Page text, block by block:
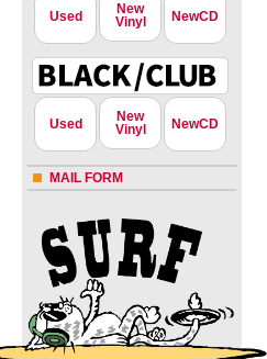
Used
New
Vinyl
NewCD
Used
New
Vinyl
NewCD
MAIL FORM